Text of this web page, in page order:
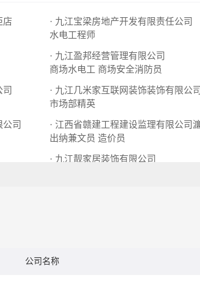
店
· 九江宝梁房地产开发有限责任公司
水电工程师
· 九江盈邦经营管理有限公司
商场水电工 商场安全消防员
· 九江几米家互联网装饰装饰有限公司
市场部精英
司
出纳兼文员 造价员
· 九江靓家居装饰有限公司
公司名称